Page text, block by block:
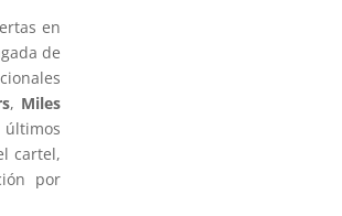
en
de
, Miles
cartel,
por